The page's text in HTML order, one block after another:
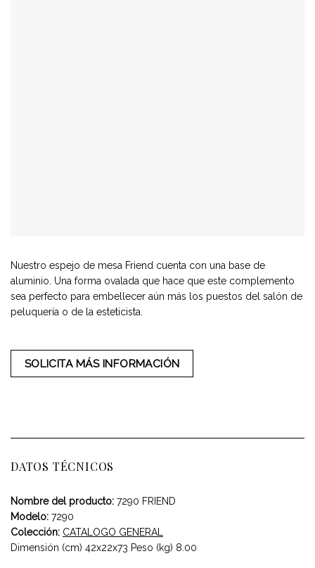
Nuestro espejo de mesa Friend cuenta con una base de
aluminio. Una forma ovalada que hace que este complemento
sea perfecto para embellecer aún más los puestos del salón de
peluquería o de la esteticista.
SOLICITA MÁS INFORMACIÓN
DATOS TÉCNICOS
Nombre del producto: 7290 FRIEND
Modelo: 7290
Colección: CATALOGO GENERAL
Dimensión (cm) 42x22x73 Peso (kg) 8.00